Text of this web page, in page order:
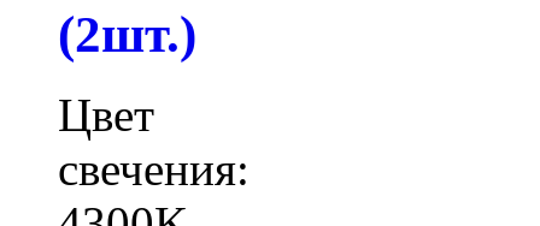
(2шт.)
Цвет
свечения: